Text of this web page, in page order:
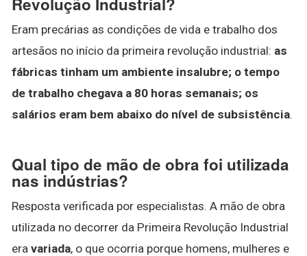
Eram precárias as condições de vida e trabalho dos
artesãos no início da primeira revolução industrial: as
fábricas tinham um ambiente insalubre; o tempo
de trabalho chegava a 80 horas semanais; os
salários eram bem abaixo do nível de subsistência.
Qual tipo de mão de obra foi utilizada
nas indústrias?
Resposta verificada por especialistas. A mão de obra
utilizada no decorrer da Primeira Revolução Industrial
era variada, o que ocorria porque homens, mulheres e